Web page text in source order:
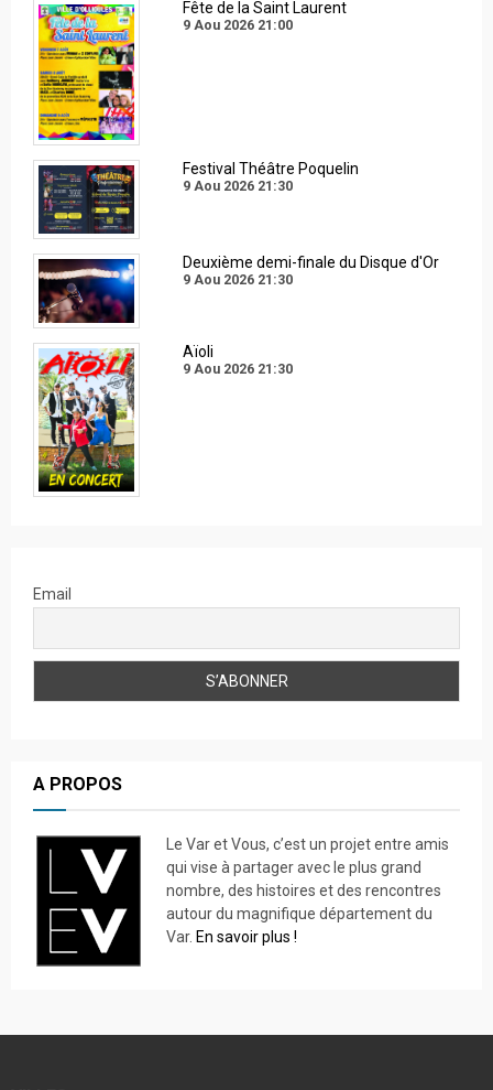
Fête de la Saint Laurent
9 Aou 2026 21:00
Festival Théâtre Poquelin
9 Aou 2026 21:30
Deuxième demi-finale du Disque d'Or
9 Aou 2026 21:30
Aïoli
9 Aou 2026 21:30
Email
A PROPOS
Le Var et Vous, c’est un projet entre amis
qui vise à partager avec le plus grand
nombre, des histoires et des rencontres
autour du magnifique département du
Var. En savoir plus !